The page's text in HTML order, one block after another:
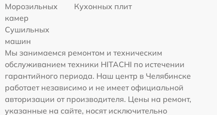
Морозильных
камер
Кухонных плит
Сушильных
машин
Мы занимаемся ремонтом и техническим
обслуживанием техники HITACHI по истечении
гарантийного периода. Наш центр в Челябинске
работает независимо и не имеет официальной
авторизации от производителя. Цены на ремонт,
указанные на сайте, носят исключительно